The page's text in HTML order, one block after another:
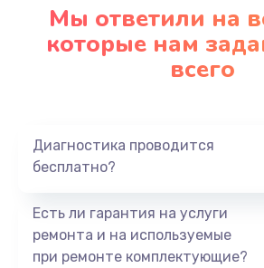
Мы ответили на
которые нам
всего
Диагностика проводится
бесплатно?
Есть ли гарантия на услуги
ремонта и на используемые
при ремонте комплектующие?